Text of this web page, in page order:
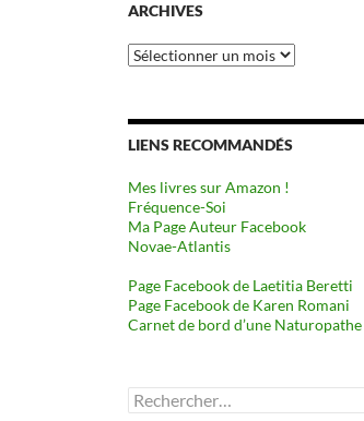
ARCHIVES
Archives
LIENS RECOMMANDÉS
Mes livres sur Amazon !
Fréquence-Soi
Ma Page Auteur Facebook
Novae-Atlantis
Page Facebook de Laetitia Beretti
Page Facebook de Karen Romani
Carnet de bord d’une Naturopathe
Rechercher :